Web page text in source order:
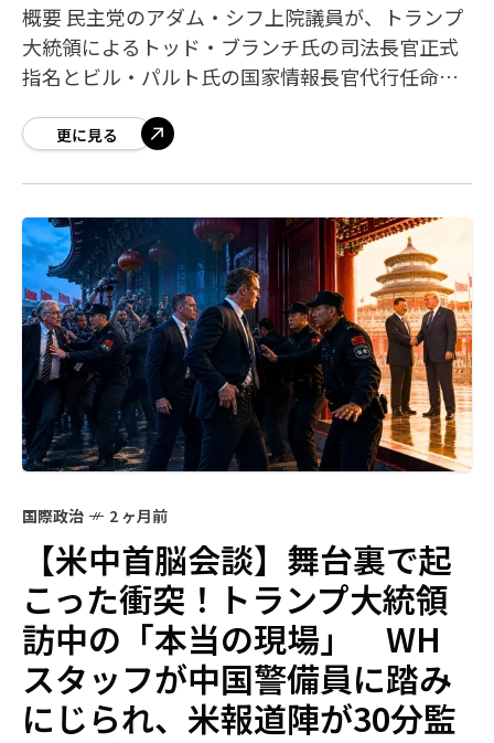
概要 民主党のアダム・シフ上院議員が、トランプ
大統領によるトッド・ブランチ氏の司法長官正式
指名とビル・パルト氏の国家情報長官代行任命に
ランプ氏の個人弁護人のままだ」と批判するが
更に見る
国際政治 2 ヶ月前
【米中首脳会談】舞台裏で起
こった衝突！トランプ大統領
訪中の「本当の現場」 WH
スタッフが中国警備員に踏み
にじられ、米報道陣が30分監